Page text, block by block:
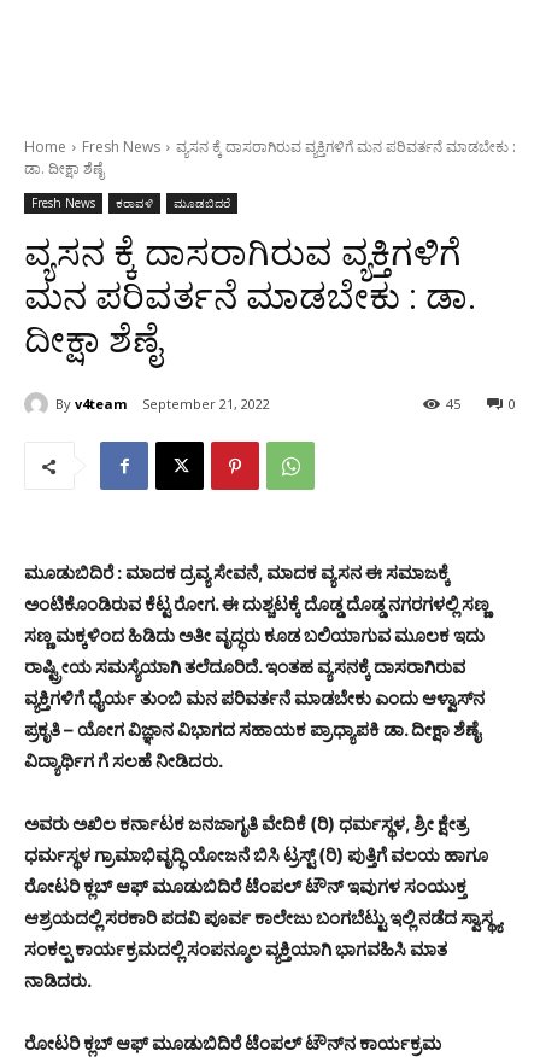
Home Fresh News
ವ್ಯಸನ ಕ್ಕೆ ದಾಸರಾಗಿರುವ ವ್ಯಕ್ತಿಗಳಿಗೆ ಮನ ಪರಿವರ್ತನೆ ಮಾಡಬೇಕು :
ಡಾ. ದೀಕ್ಷಾ ಶೆಣೈ
Fresh News ಕರಾವಳಿ ಮೂಡಬಿದರೆ
ವ್ಯಸನ ಕ್ಕೆ ದಾಸರಾಗಿರುವ ವ್ಯಕ್ತಿಗಳಿಗೆ
ಮನ ಪರಿವರ್ತನೆ ಮಾಡಬೇಕು : ಡಾ.
ದೀಕ್ಷಾ ಶೆಣೈ
By v4team September 21, 2022 0
45
ಮೂಡುಬಿದಿರೆ : ಮಾದಕ ದ್ರವ್ಯ ಸೇವನೆ, ಮಾದಕ ವ್ಯಸನ ಈ ಸಮಾಜಕ್ಕೆ
ಅಂಟಿಕೊಂಡಿರುವ ಕೆಟ್ಟ ರೋಗ. ಈ ದುಶ್ಚಟಕ್ಕೆ ದೊಡ್ಡ ದೊಡ್ಡ ನಗರಗಳಲ್ಲಿ ಸಣ್ಣ
ಸಣ್ಣ ಮಕ್ಕಳಿಂದ ಹಿಡಿದು ಅತೀ ವೃದ್ಧರು ಕೂಡ ಬಲಿಯಾಗುವ ಮೂಲಕ ಇದು
ರಾಷ್ಟ್ರೀಯ ಸಮಸ್ಯೆಯಾಗಿ ತಲೆದೂರಿದೆ. ಇಂತಹ ವ್ಯಸನಕ್ಕೆ ದಾಸರಾಗಿರುವ
ವ್ಯಕ್ತಿಗಳಿಗೆ ಧೈರ್ಯ ತುಂಬಿ ಮನ ಪರಿವರ್ತನೆ ಮಾಡಬೇಕು ಎಂದು ಆಳ್ವಾಸ್‍ನ
ಪ್ರಕೃತಿ – ಯೋಗ ವಿಜ್ಞಾನ ವಿಭಾಗದ ಸಹಾಯಕ ಪ್ರಾಧ್ಯಾಪಕಿ ಡಾ. ದೀಕ್ಷಾ ಶೆಣೈ
ವಿದ್ಯಾರ್ಥಿಗ ಗೆ ಸಲಹೆ ನೀಡಿದರು.
ಅವರು ಅಖಿಲ ಕರ್ನಾಟಕ ಜನಜಾಗೃತಿ ವೇದಿಕೆ (ರಿ) ಧರ್ಮಸ್ಥಳ, ಶ್ರೀ ಕ್ಷೇತ್ರ
ಧರ್ಮಸ್ಥಳ ಗ್ರಾಮಾಭಿವೃದ್ಧಿ ಯೋಜನೆ ಬಿಸಿ ಟ್ರಸ್ಟ್ (ರಿ) ಪುತ್ತಿಗೆ ವಲಯ ಹಾಗೂ
ರೋಟರಿ ಕ್ಲಬ್ ಆಫ್ ಮೂಡುಬಿದಿರೆ ಟೆಂಪಲ್ ಟೌನ್ ಇವುಗಳ ಸಂಯುಕ್ತ
ಆಶ್ರಯದಲ್ಲಿ ಸರಕಾರಿ ಪದವಿ ಪೂರ್ವ ಕಾಲೇಜು ಬಂಗಬೆಟ್ಟು ಇಲ್ಲಿ ನಡೆದ ಸ್ವಾಸ್ಥ್ಯ
ಸಂಕಲ್ಪ ಕಾರ್ಯಕ್ರಮದಲ್ಲಿ ಸಂಪನ್ಮೂಲ ವ್ಯಕ್ತಿಯಾಗಿ ಭಾಗವಹಿಸಿ ಮಾತ
ನಾಡಿದರು.
ರೋಟರಿ ಕ್ಲಬ್ ಆಫ್ ಮೂಡುಬಿದಿರೆ ಟೆಂಪಲ್ ಟೌನ್‍ನ ಕಾರ್ಯಕ್ರಮ